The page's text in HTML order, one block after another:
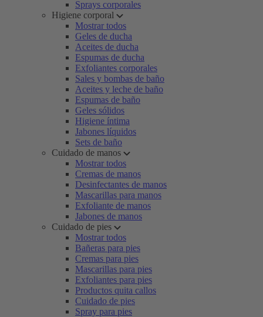
Sprays corporales
Higiene corporal
Mostrar todos
Geles de ducha
Aceites de ducha
Espumas de ducha
Exfoliantes corporales
Sales y bombas de baño
Aceites y leche de baño
Espumas de baño
Geles sólidos
Higiene íntima
Jabones líquidos
Sets de baño
Cuidado de manos
Mostrar todos
Cremas de manos
Desinfectantes de manos
Mascarillas para manos
Exfoliante de manos
Jabones de manos
Cuidado de pies
Mostrar todos
Bañeras para pies
Cremas para pies
Mascarillas para pies
Exfoliantes para pies
Productos quita callos
Cuidado de pies
Spray para pies